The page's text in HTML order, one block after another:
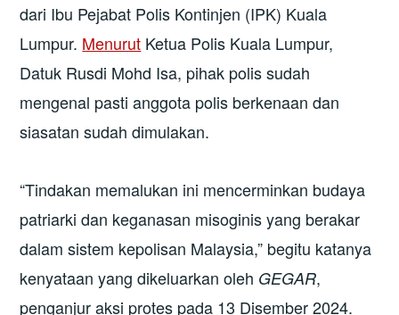
dari Ibu Pejabat Polis Kontinjen (IPK) Kuala
Lumpur. Menurut Ketua Polis Kuala Lumpur,
Datuk Rusdi Mohd Isa, pihak polis sudah
mengenal pasti anggota polis berkenaan dan
siasatan sudah dimulakan.
“Tindakan memalukan ini mencerminkan budaya
patriarki dan keganasan misoginis yang berakar
dalam sistem kepolisan Malaysia,” begitu katanya
kenyataan yang dikeluarkan oleh GEGAR,
penganjur aksi protes pada 13 Disember 2024.